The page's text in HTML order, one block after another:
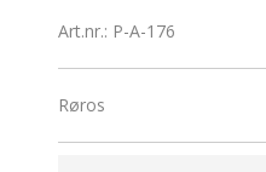
Art.nr.: P-A-176
Røros